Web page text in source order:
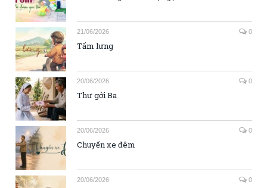
21/06/2026 0
Tấm lưng
20/06/2026 0
Thư gởi Ba
20/06/2026 0
Chuyến xe đêm
20/06/2026 0